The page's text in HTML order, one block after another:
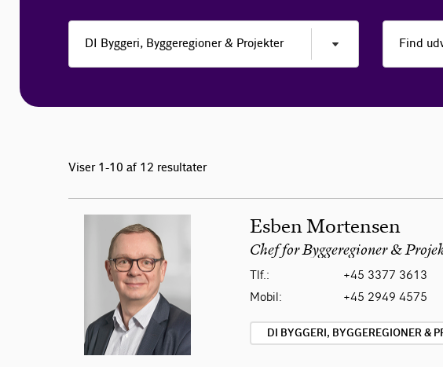
Viser 1-10 af 12 resultater
Esben Mortensen
Chef for Byggeregioner &
Tlf.:
+45 3377 3613
Mobil:
+45 2949 4575
DI BYGGERI, BYGGEREGIONER &